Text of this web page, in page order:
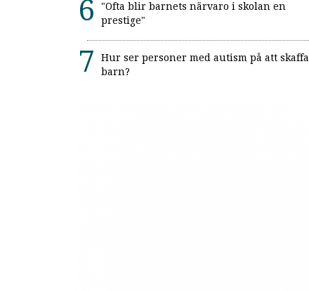
"Ofta blir barnets närvaro i skolan en
prestige"
Hur ser personer med autism på att skaffa
barn?